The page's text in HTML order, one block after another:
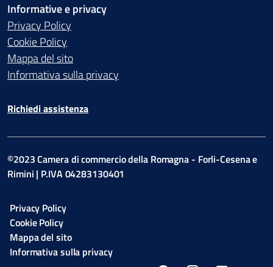
Informative e privacy
Privacy Policy
Cookie Policy
Mappa del sito
Informativa sulla privacy
Richiedi assistenza
©2023 Camera di commercio della Romagna - Forli-Cesena e
Rimini | P.IVA 04283130401
Privacy Policy
Cookie Policy
Mappa del sito
Informativa sulla privacy